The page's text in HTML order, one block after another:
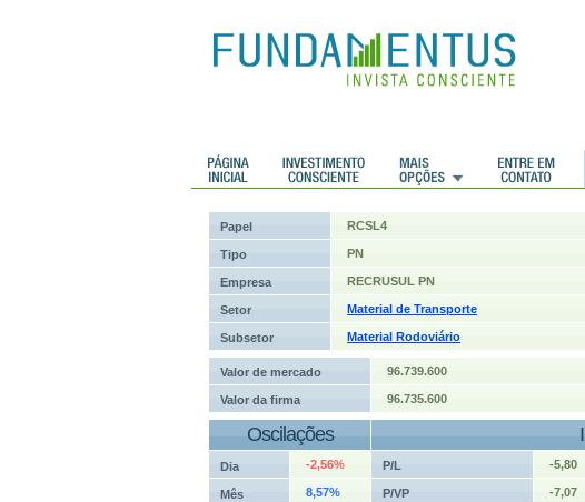
Histórico de cotações
Papel RCSL4
Tipo PN
Empresa RECRUSUL PN
Setor Material de Transporte
Subsetor Material Rodoviário
Valor de mercado 96.739.600
Valor da firma 96.735.600
Oscilações
Dia -2,56% P/L -5,80
Mês 8,57% P/VP -7,07